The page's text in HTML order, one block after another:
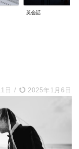
TOEIC
日 / 2025年1月6日